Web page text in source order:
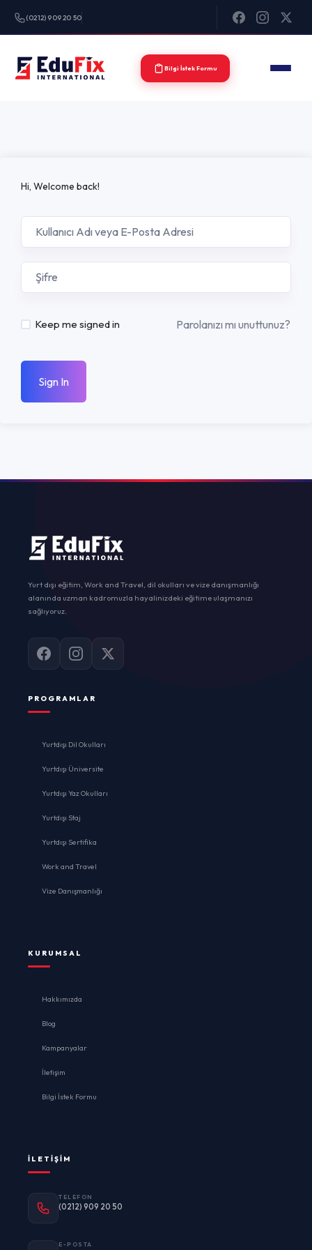
(0212) 909 20 50
Bilgi İstek Formu
Hi, Welcome back!
Keep me signed in Parolanızı mı unuttunuz?
Sign In
Yurt dışı eğitim, Work and Travel, dil okulları ve vize danışmanlığı
alanında uzman kadromuzla hayalinizdeki eğitime ulaşmanızı
sağlıyoruz.
PROGRAMLAR
Yurtdışı Dil Okulları
Yurtdışı Üniversite
Yurtdışı Yaz Okulları
Yurtdışı Staj
Yurtdışı Sertifika
Work and Travel
Vize Danışmanlığı
KURUMSAL
Hakkımızda
Blog
Kampanyalar
İletişim
Bilgi İstek Formu
İLETIŞIM
TELEFON
(0212) 909 20 50
E-POSTA